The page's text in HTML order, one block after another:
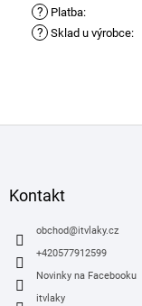
? Platba:
? Sklad u výrobce:
Kontakt
obchod@itvlaky.cz
+420577912599
Novinky na Facebooku
itvlaky